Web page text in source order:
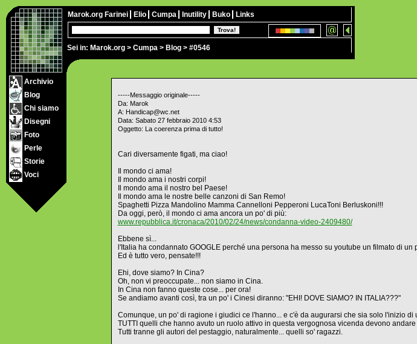
Sei in: Marok.org > Cumpa > Blog > #0546
Marok.org Farinei Elio Cumpa Inutility Buko Links
Archivio
Blog
Chi siamo
Disegni
Foto
Perle
Storie
Voci
-----Messaggio originale-----
Da: Marok
A: Handicap@wc.net
Data: Sabato 27 febbraio 2010 4:53
Oggetto: La coerenza prima di tutto!
Cari diversamente figati, ma ciao!
Il mondo ci ama!
Il mondo ama i nostri corpi!
Il mondo ama il nostro bel Paese!
Il mondo ama le nostre belle canzoni di San Remo!
Spaghetti Pizza Mandolino Mamma Cannelloni Pepperoni LucaToni Berluskoni!!!
Da oggi, però, il mondo ci ama ancora un po' di più:
www.repubblica.it/cronaca/2010/02/24/news/condanna-video-2409480/
Ebbene sì...
l'Italia ha condannato GOOGLE perché una persona ha messo su youtube un filmato di un
Ed è tutto vero, pensate!!!
Ehi, dove siamo? In Cina?
Oh, non vi preoccupate... non siamo in Cina.
In Cina non fanno queste cose... per ora!
Se andiamo avanti così, tra un po' i Cinesi diranno: "EHI! DOVE SIAMO? IN ITALIA???"
Comunque, un po' di ragione i giudici ce l'hanno... e c'è da augurarsi che sia solo l'inizio
TUTTI quelli che hanno avuto un ruolo attivo in questa vergognosa vicenda devono
Tutti tranne gli autori del pestaggio, naturalmente... quelli so' ragazzi.